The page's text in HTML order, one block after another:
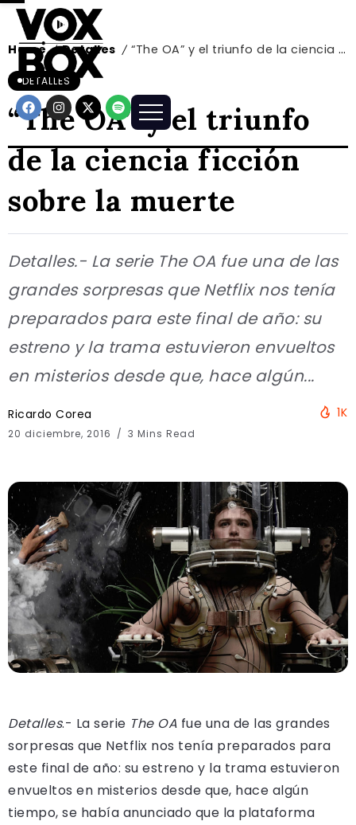
Home / Detalles / “The OA” y el triunfo de la ciencia ficción sobre la muerte
DETALLES
“The OA” y el triunfo
de la ciencia ficción
sobre la muerte
Detalles.- La serie The OA fue una de las
grandes sorpresas que Netflix nos tenía
preparados para este final de año: su
estreno y la trama estuvieron envueltos
en misterios desde que, hace algún...
Ricardo Corea
20 diciembre, 2016 3 Mins Read
1K
Detalles.- La serie The OA fue una de las grandes
sorpresas que Netflix nos tenía preparados para
este final de año: su estreno y la trama estuvieron
envueltos en misterios desde que, hace algún
tiempo, se había anunciado que la plataforma